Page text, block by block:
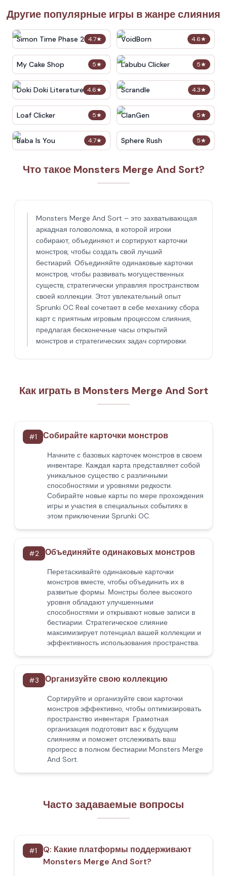
Другие популярные игры в жанре слияния
4.7★
Simon Time Phase 2 4.6★
VoidBorn
5★
My Cake Shop 5★
Labubu Clicker
4.6★
Doki Doki Literature Club 4.3★
Scrandle
5★
Loaf Clicker 5★
ClanGen
4.7★
Baba Is You 5★
Sphere Rush
Что такое Monsters Merge And Sort?
Monsters Merge And Sort – это захватывающая
аркадная головоломка, в которой игроки
собирают, объединяют и сортируют карточки
монстров, чтобы создать свой лучший
бестиарий. Объединяйте одинаковые карточки
монстров, чтобы развивать могущественных
существ, стратегически управляя пространством
своей коллекции. Этот увлекательный опыт
Sprunki OC Real сочетает в себе механику сбора
карт с приятным игровым процессом слияния,
предлагая бесконечные часы открытий
монстров и стратегических задач сортировки.
Как играть в Monsters Merge And Sort
#1 Собирайте карточки монстров
Начните с базовых карточек монстров в своем
инвентаре. Каждая карта представляет собой
уникальное существо с различными
способностями и уровнями редкости.
Собирайте новые карты по мере прохождения
игры и участия в специальных событиях в
этом приключении Sprunki OC.
#2 Объединяйте одинаковых монстров
Перетаскивайте одинаковые карточки
монстров вместе, чтобы объединить их в
развитые формы. Монстры более высокого
уровня обладают улучшенными
способностями и открывают новые записи в
бестиарии. Стратегическое слияние
максимизирует потенциал вашей коллекции и
эффективность использования пространства.
#3 Организуйте свою коллекцию
Сортируйте и организуйте свои карточки
монстров эффективно, чтобы оптимизировать
пространство инвентаря. Грамотная
организация подготовит вас к будущим
слияниям и поможет отслеживать ваш
прогресс в полном бестиарии Monsters Merge
And Sort.
Часто задаваемые вопросы
#1 Q: Какие платформы поддерживают
Monsters Merge And Sort?